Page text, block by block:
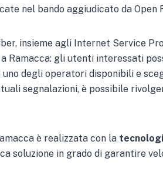
nel bando aggiudicato da Open
insieme agli Internet Service
Ramacca: gli utenti interessati
degli operatori disponibili e
segnalazioni, è possibile
è realizzata con la
soluzione in grado di garantire